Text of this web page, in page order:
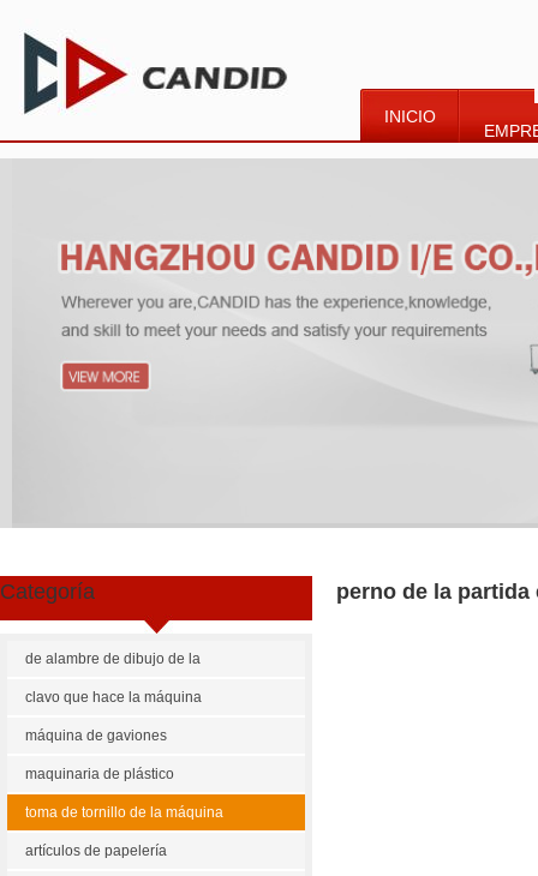
INICIO
Categoría
de alambre de dibujo de la
máquina
clavo que hace la máquina
máquina de gaviones
maquinaria de plástico
toma de tornillo de la máquina
artículos de papelería
perno de la